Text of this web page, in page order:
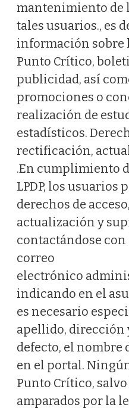
mantenimiento de
tales usuarios., es
información sobre
Punto Crítico,
publicidad, así
promociones o
realización de
estadísticos.
rectificación,
.En cumplimiento
LPDP, los usuarios
derechos de
actualización y
contactándose
correo
electrónico
indicando en el
es necesario
apellido, dirección
defecto, el nombre
en el portal.
Punto Crítico,
amparados por la